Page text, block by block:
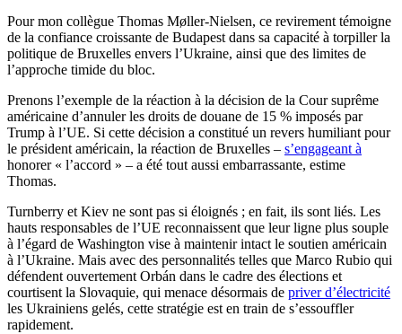
Pour mon collègue Thomas Møller-Nielsen, ce revirement témoigne
de la confiance croissante de Budapest dans sa capacité à torpiller la
politique de Bruxelles envers l’Ukraine, ainsi que des limites de
l’approche timide du bloc.
Prenons l’exemple de la réaction à la décision de la Cour suprême
américaine d’annuler les droits de douane de 15 % imposés par
Trump à l’UE. Si cette décision a constitué un revers humiliant pour
le président américain, la réaction de Bruxelles – s’engageant à
honorer « l’accord » – a été tout aussi embarrassante, estime
Thomas.
Turnberry et Kiev ne sont pas si éloignés ; en fait, ils sont liés. Les
hauts responsables de l’UE reconnaissent que leur ligne plus souple
à l’égard de Washington vise à maintenir intact le soutien américain
à l’Ukraine. Mais avec des personnalités telles que Marco Rubio qui
défendent ouvertement Orbán dans le cadre des élections et
courtisent la Slovaquie, qui menace désormais de priver d’électricité
les Ukrainiens gelés, cette stratégie est en train de s’essouffler
rapidement.